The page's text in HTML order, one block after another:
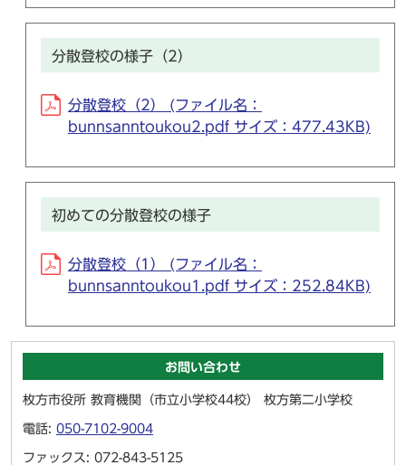
分散登校の様子（2）
分散登校（2） (ファイル名：
bunnsanntoukou2.pdf サイズ：477.43KB)
初めての分散登校の様子
分散登校（1） (ファイル名：
bunnsanntoukou1.pdf サイズ：252.84KB)
お問い合わせ
枚方市役所 教育機関（市立小学校44校） 枚方第二小学校
電話: 050-7102-9004
ファックス: 072-843-5125